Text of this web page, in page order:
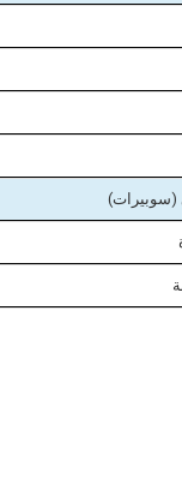
(سوبيرات)